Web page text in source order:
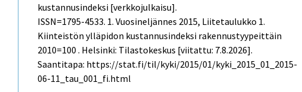
kustannusindeksi [verkkojulkaisu].
ISSN=1795-4533. 1. Vuosineljännes 2015, Liitetaulukko 1.
Kiinteistön ylläpidon kustannusindeksi rakennustyypeittäin
2010=100 . Helsinki: Tilastokeskus [viitattu: 7.8.2026].
Saantitapa: https://stat.fi/til/kyki/2015/01/kyki_2015_01_2015-
06-11_tau_001_fi.html